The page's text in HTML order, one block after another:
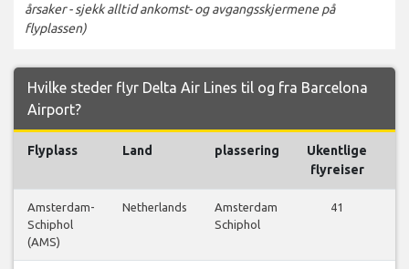
årsaker - sjekk alltid ankomst- og avgangsskjermene på
flyplassen)
Hvilke steder flyr Delta Air Lines til og fra Barcelona
Airport?
Flyplass Land plassering
Ukentlige
flyreiser
Amsterdam-
Schiphol
(AMS)
Netherlands
Amsterdam
Schiphol
41